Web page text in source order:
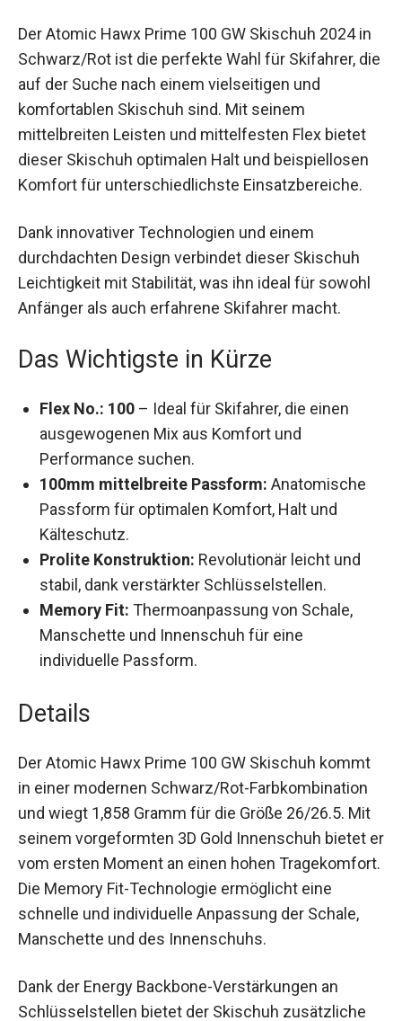
in Schwarz/Rot ist die perfekte Wahl für
Skifahrer, die auf der Suche nach einem
vielseitigen und komfortablen Skischuh sind. Mit
seinem mittelbreiten Leisten und mittelfesten
Flex bietet dieser Skischuh optimalen Halt und
beispiellosen Komfort für unterschiedlichste
Einsatzbereiche.
Dank innovativer Technologien und einem
durchdachten Design verbindet dieser Skischuh
Leichtigkeit mit Stabilität, was ihn ideal für sowohl
Anfänger als auch erfahrene Skifahrer macht.
Das Wichtigste in Kürze
Flex No.: 100 – Ideal für Skifahrer, die einen
ausgewogenen Mix aus Komfort und
Performance suchen.
100mm mittelbreite Passform: Anatomische
Passform für optimalen Komfort, Halt und
Kälteschutz.
Prolite Konstruktion: Revolutionär leicht und
stabil, dank verstärkter Schlüsselstellen.
Memory Fit: Thermoanpassung von Schale,
Manschette und Innenschuh für eine
individuelle Passform.
Details
Der Atomic Hawx Prime 100 GW Skischuh kommt
in einer modernen Schwarz/Rot-Farbkombination
und wiegt 1,858 Gramm für die Größe 26/26.5. Mit
seinem vorgeformten 3D Gold Innenschuh bietet
er vom ersten Moment an einen hohen
Tragekomfort. Die Memory Fit-Technologie
ermöglicht eine schnelle und individuelle
Anpassung der Schale, Manschette und des